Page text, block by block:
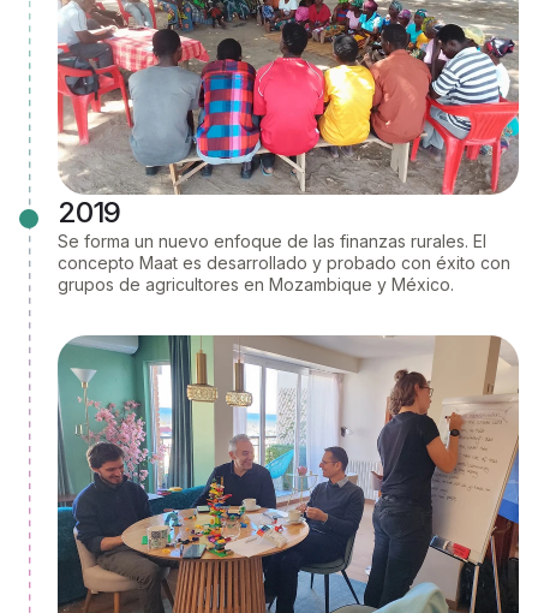
2019
Se forma un nuevo enfoque de las finanzas rurales. El
concepto Maat es desarrollado y probado con éxito con
grupos de agricultores en Mozambique y México.